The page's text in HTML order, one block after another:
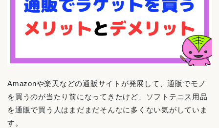
Amazonや楽天などの通販サイトが発展して、通販でモノ
を買うのが当たり前になってきたけど、ソフトテニス用品
を通販で買う人はまだまだそんなに多くない気がしていま
す。